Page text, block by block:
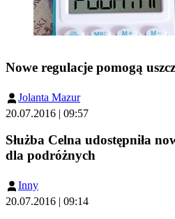
Nowe regulacje pomogą
Jolanta Mazur
20.07.2016 | 09:57
Służba Celna udostępniła
dla podróżnych
Inny
20.07.2016 | 09:14